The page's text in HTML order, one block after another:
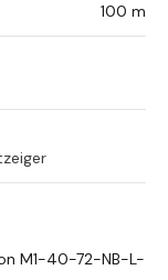
100 m
M1-40-72-NB-L-